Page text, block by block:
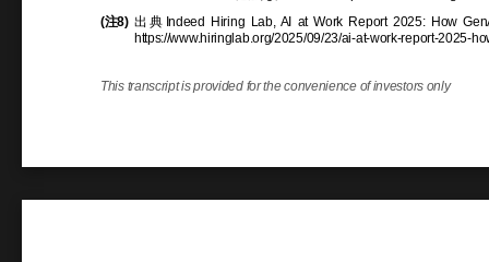
(注8) 出典Indeed Hiring Lab, AI at Work Report 2025: How
https://www.hiringlab.org/2025/09/23/ai-at-work-report-2025-
This transcript is provided for the convenience of investors only